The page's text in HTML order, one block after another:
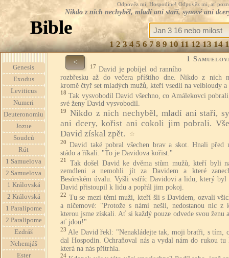
Odpověz mi, Hospodine! Odpověz mi, ať
Nikdo z nich nechyběl, mladí ani staří, synové ani
Bible
1 2 3 4 5 6 7 8 9 10 11 12 13 14
Genesis
Exodus
Leviticus
Numeri
Deuteronomiu
Jozue
Soudců
Rút
1 Samuelova
2 Samuelova
1 Královská
2 Královská
1 Paralipome
2 Paralipome
Ezdráš
Nehemjáš
Ester
< 1
17 David je pobíjel od ranního
rozbřesku až do večera příštího dne. Nikdo z nich
kromě čtyř set mladých mužů, kteří vsedli na velbloudy
18 Tak vysvobodil David všechno, co Amálekovci
své ženy David vysvobodil.
19
Nikdo z nich nechyběl, mladí ani staří,
ani dcery, kořist ani cokoli jim pobrali.
David získal zpět.
☆
20
David také pobral všechen brav a skot. Hnali před
stádo a říkali: "To je Davidova kořist."
21
Tak došel David ke dvěma stům mužů, kteří byli
zemdleni a nemohli jít za Davidem a které
Besórském úvalu. Vyšli vstříc Davidovi a lidu, který byl
David přistoupil k lidu a popřál jim pokoj.
22 Tu se mezi těmi muži, kteří šli s Davidem, ozvali
a ničemové: "Protože s námi nešli, nedostanou nic z
kterou jsme získali. Ať si každý pouze odvede svou ženu
ať jdou!"
23 Ale David řekl: "Nenakládejte tak, moji bratři, s tím,
dal Hospodin. Ochraňoval nás a vydal nám do rukou tu
která na nás přitrhla.
24